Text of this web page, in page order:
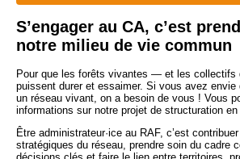
S’engager au CA, c’est
notre milieu de vie commun
Pour que les forêts vivantes — et les
puissent durer et essaimer. Si vous avez envie
un réseau vivant, on a besoin de vous ! Vous
informations sur notre projet de structuration en
Être administrateur·ice au RAF, c’est
stratégiques du réseau, prendre soin du cadre